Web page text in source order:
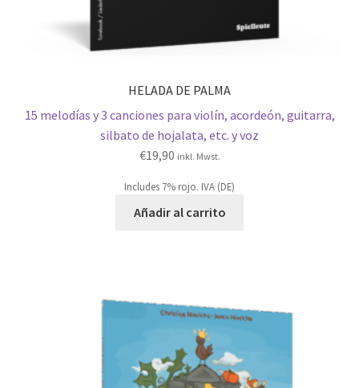
HELADA DE PALMA
15 melodías y 3 canciones para violín, acordeón, guitarra,
silbato de hojalata, etc. y voz
€19,90 inkl. Mwst.
Includes 7% rojo. IVA (DE)
Añadir al carrito